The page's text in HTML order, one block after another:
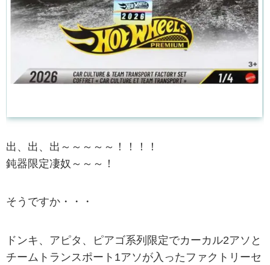
出、出、出～～～～～！！！！
鈍器限定凄奴～～～！
そうですか・・・
ドンキ、アピタ、ピアゴ系列限定でカーカル2アソと
チームトランスポート1アソが入ったファクトリーセ